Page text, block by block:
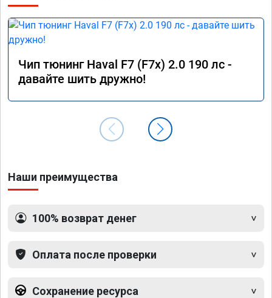
Чип тюнинг Haval F7 (F7x) 2.0 190 лс -
давайте шить дружно!
Наши преимущества
100% возврат денег
Оплата после проверки
Сохранение ресурса